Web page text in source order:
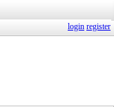
login register